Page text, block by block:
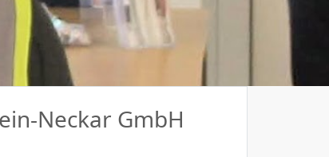
Neckar GmbH